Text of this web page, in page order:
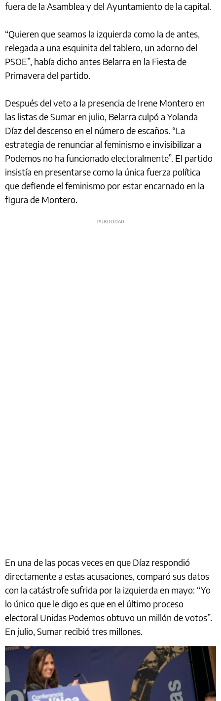
fuera de la Asamblea y del Ayuntamiento de la capital.
“Quieren que seamos la izquierda como la de antes,
relegada a una esquinita del tablero, un adorno del
PSOE”, había dicho antes Belarra en la Fiesta de
Primavera del partido.
Después del veto a la presencia de Irene Montero en
las listas de Sumar en julio, Belarra culpó a Yolanda
Díaz del descenso en el número de escaños. “La
estrategia de renunciar al feminismo e invisibilizar a
Podemos no ha funcionado electoralmente”. El partido
insistía en presentarse como la única fuerza política
que defiende el feminismo por estar encarnado en la
figura de Montero.
En una de las pocas veces en que Díaz respondió
directamente a estas acusaciones, comparó sus datos
con la catástrofe sufrida por la izquierda en mayo: “Yo
lo único que le digo es que en el último proceso
electoral Unidas Podemos obtuvo un millón de votos”.
En julio, Sumar recibió tres millones.